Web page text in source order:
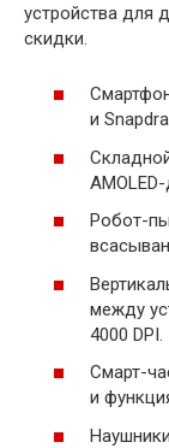
устройства для
скидки.
и
Робот-
между
4000 DPI.
Смарт-
и